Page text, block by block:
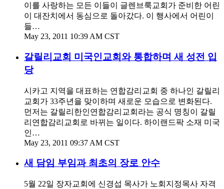
이를 사랑하는 모든 이들이 글렌브룩교회가 준비한 어린
이 대잔치에서 동심으로 돌아갔다. 이 행사에서 어린이
들…
May 23, 2011 10:39 AM CST
갈릴리교회 미국인교회와 통합하며 새 성전 입
당
시카고 지역을 대표하는 연합감리교회 중 하나인 갈릴리
교회가 33주년을 맞이하며 새로운 모습으로 변화된다.
먼저는 갈릴리한인연합감리교회라는 공식 명칭이 갈릴
리연합감리교회로 바뀌는 일이다. 하이랜드팍 소재 미국
인…
May 23, 2011 09:37 AM CST
새 담임 부임과 최초의 장로 안수
5월 22일 장자교회에 신경섭 목사가 노회지정목사 자격